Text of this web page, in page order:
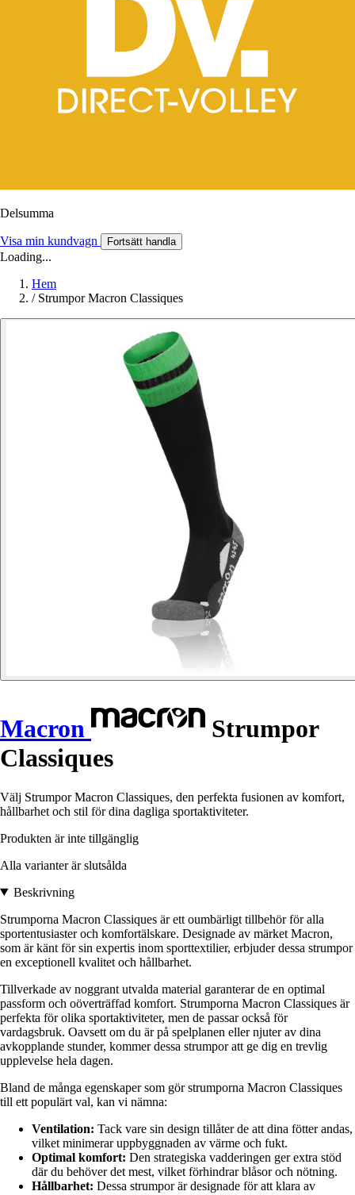
Delsumma
Visa min kundvagn Fortsätt handla
Loading...
Hem
/ Strumpor Macron Classiques
Macron
Strumpor
Classiques
Välj Strumpor Macron Classiques, den perfekta fusionen av komfort,
hållbarhet och stil för dina dagliga sportaktiviteter.
Produkten är inte tillgänglig
Alla varianter är slutsålda
Beskrivning
Strumporna Macron Classiques är ett oumbärligt tillbehör för alla
sportentusiaster och komfortälskare. Designade av märket Macron,
som är känt för sin expertis inom sporttextilier, erbjuder dessa strumpor
en exceptionell kvalitet och hållbarhet.
Tillverkade av noggrant utvalda material garanterar de en optimal
passform och oöverträffad komfort. Strumporna Macron Classiques är
perfekta för olika sportaktiviteter, men de passar också för
vardagsbruk. Oavsett om du är på spelplanen eller njuter av dina
avkopplande stunder, kommer dessa strumpor att ge dig en trevlig
upplevelse hela dagen.
Bland de många egenskaper som gör strumporna Macron Classiques
till ett populärt val, kan vi nämna:
Ventilation: Tack vare sin design tillåter de att dina fötter andas,
vilket minimerar uppbyggnaden av värme och fukt.
Optimal komfort: Den strategiska vadderingen ger extra stöd
där du behöver det mest, vilket förhindrar blåsor och nötning.
Hållbarhet: Dessa strumpor är designade för att klara av